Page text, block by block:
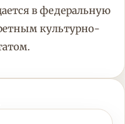
в федеральную
культурно-